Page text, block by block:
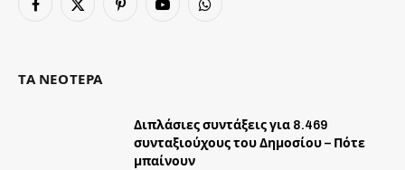
Facebook
X
PinterestYouTubeWhatsApp
ΤΑ ΝΕΟΤΕΡΑ
Διπλάσιες συντάξεις για 8.469
συνταξιούχους του Δημοσίου – Πότε
μπαίνουν